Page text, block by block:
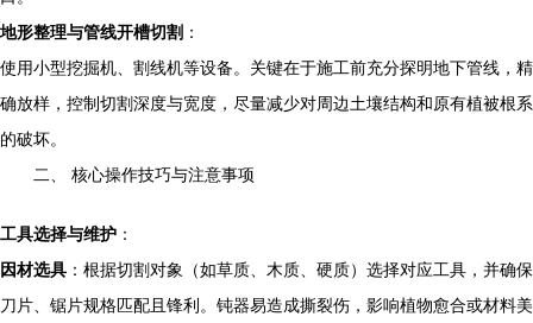
地形整理与管线开槽切割 ：
使用小型挖掘机、割线机等设备。关键在于施工前充分探明地下管线，精
确放样，控制切割深度与宽度，尽量减少对周边土壤结构和原有植被根系
的破坏。
二、 核心操作技巧与注意事项
工具选择与维护 ：
因材选具 ：根据切割对象（如草质、木质、硬质）选择对应工具，并确保
刀片、锯片规格匹配且锋利。钝器易造成撕裂伤，影响植物愈合或材料美